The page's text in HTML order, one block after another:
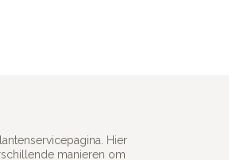
Hier
manieren om